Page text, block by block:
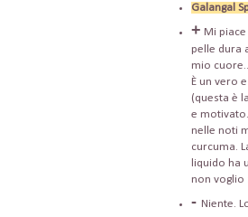
Galangal
+ Mi
pelle dura
mio
È un vero
(questa è
e
nelle noti
curcuma.
liquido ha
non voglio
- Niente.